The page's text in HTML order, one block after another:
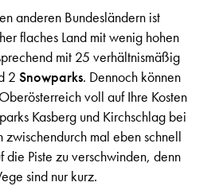
anderen Bundesländern ist
flaches Land mit wenig hohen
mit 25 verhältnismäßig
2 Snowparks. Dennoch können
voll auf Ihre Kosten
Kasberg und Kirchschlag bei
zwischendurch mal eben schnell
die Piste zu verschwinden, denn
sind nur kurz.